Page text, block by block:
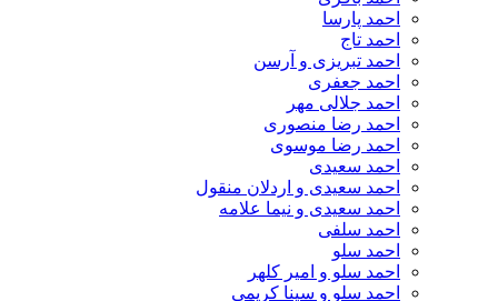
احمد پارسا
احمد تاج
احمد تبریزی و آرسن
احمد جعفری
احمد جلالی مهر
احمد رضا منصوری
احمد رضا موسوی
احمد سعیدی
احمد سعیدی و اردلان منقول
احمد سعیدی و نیما علامه
احمد سلفی
احمد سلو
احمد سلو و امیر کلهر
احمد سلو و سینا کریمی